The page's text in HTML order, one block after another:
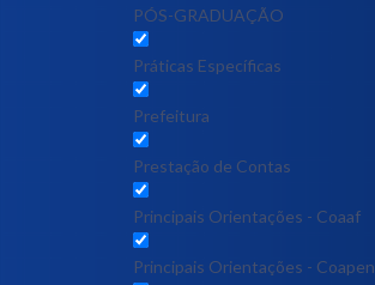
PÓS-GRADUAÇÃO
Práticas Específicas
Prefeitura
Prestação de Contas
Principais Orientações - Coaaf
Principais Orientações - Coapen